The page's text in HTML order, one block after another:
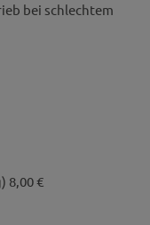
bei schlechtem
8,00 €